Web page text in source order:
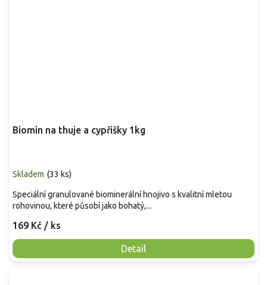
Biomin na thuje a cypřišky 1kg
Skladem (33 ks)
169 Kč / ks
Detail
Speciální granulované biominerální hnojivo s kvalitní mletou
rohovinou, které působí jako bohatý,...